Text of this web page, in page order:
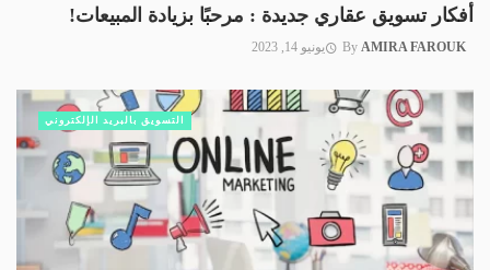
أفكار تسويق عقاري جديدة : مرحبًا بزيادة المبيعات!
By AMIRA FAROUK يونيو 14, 2023
التسويق بالبريد الإلكتروني